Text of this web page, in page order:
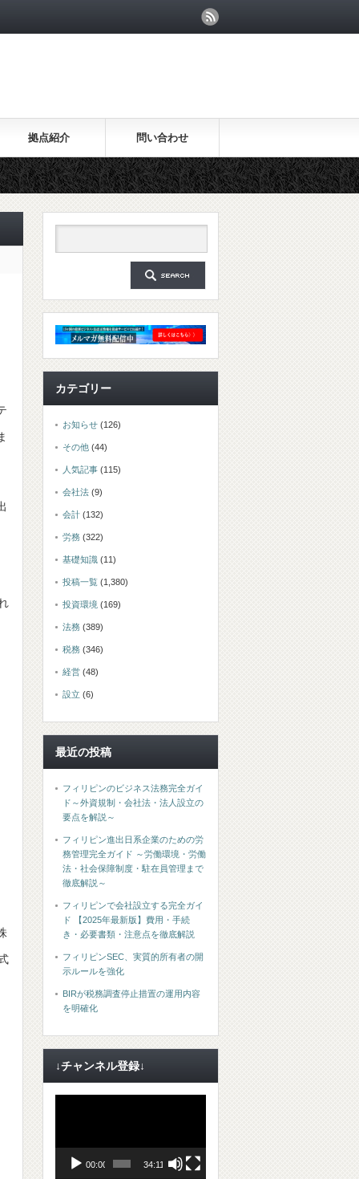
拠点紹介 問い合わせ
カテゴリー
お知らせ (126)
その他 (44)
人気記事 (115)
会社法 (9)
会計 (132)
労務 (322)
基礎知識 (11)
投稿一覧 (1,380)
投資環境 (169)
法務 (389)
税務 (346)
経営 (48)
設立 (6)
最近の投稿
フィリピンのビジネス法務完全ガイ
ド～外資規制・会社法・法人設立の
要点を解説～
フィリピン進出日系企業のための労
務管理完全ガイド ～労働環境・労働
法・社会保障制度・駐在員管理まで
徹底解説～
フィリピンで会社設立する完全ガイ
ド 【2025年最新版】費用・手続
き・必要書類・注意点を徹底解説
フィリピンSEC、実質的所有者の開
示ルールを強化
BIRが税務調査停止措置の運用内容
を明確化
↓チャンネル登録↓
ー
00:00 34:11